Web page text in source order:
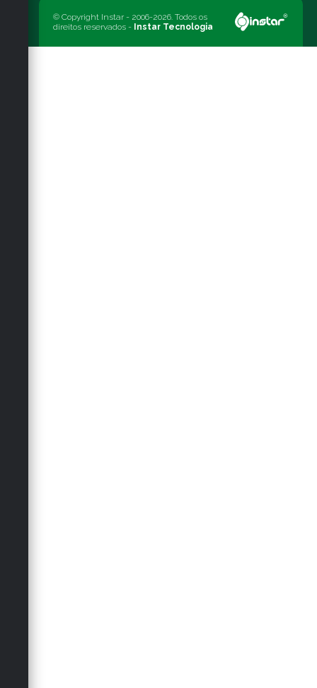
© Copyright Instar - 2006-2026. Todos os
direitos reservados - Instar Tecnologia